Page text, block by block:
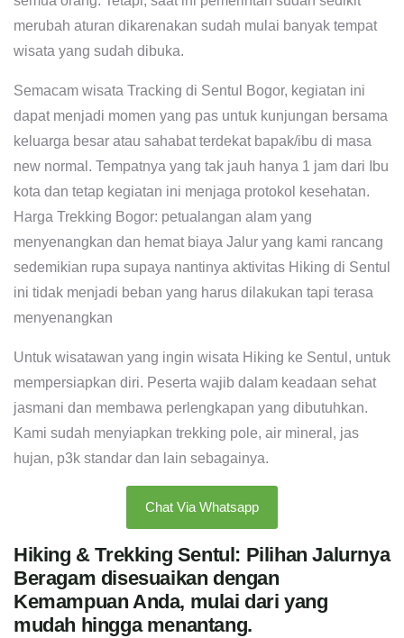
merubah aturan dikarenakan sudah mulai banyak tempat
wisata yang sudah dibuka.
Semacam wisata Tracking di Sentul Bogor, kegiatan ini
dapat menjadi momen yang pas untuk kunjungan bersama
keluarga besar atau sahabat terdekat bapak/ibu di masa
new normal. Tempatnya yang tak jauh hanya 1 jam dari Ibu
kota dan tetap kegiatan ini menjaga protokol kesehatan.
Harga Trekking Bogor: petualangan alam yang
menyenangkan dan hemat biaya Jalur yang kami rancang
sedemikian rupa supaya nantinya aktivitas Hiking di Sentul
ini tidak menjadi beban yang harus dilakukan tapi terasa
menyenangkan
Untuk wisatawan yang ingin wisata Hiking ke Sentul, untuk
mempersiapkan diri. Peserta wajib dalam keadaan sehat
jasmani dan membawa perlengkapan yang dibutuhkan.
Kami sudah menyiapkan trekking pole, air mineral, jas
hujan, p3k standar dan lain sebagainya.
Chat Via Whatsapp
Hiking & Trekking Sentul: Pilihan Jalurnya
Beragam disesuaikan dengan
Kemampuan Anda, mulai dari yang
mudah hingga menantang.